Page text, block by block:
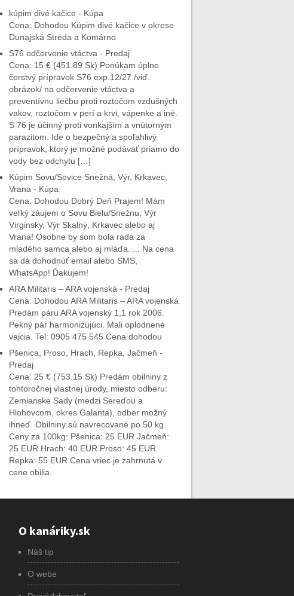
kúpim divé kačice - Kúpa
Cena: Dohodou Kúpim divé kačice v okrese
Dunajská Streda a Komárno
S76 odčervenie vtáctva - Predaj
Cena: 15 € (451.89 Sk) Ponúkam úplne
čerstvý prípravok S76 exp.12/27 /viď.
obrázok/ na odčervenie vtáctva a
preventívnu liečbu proti roztočom vzdušných
vakov, roztočom v perí a krvi, vápenke a iné.
S 76 je účinný proti vonkajším a vnútorným
parazitom. Ide o bezpečný a spoľahlivý
prípravok, ktorý je možné podávať priamo do
vody bez odchytu […]
Kúpim Sovu/Sovice Snežná, Výr, Krkavec,
Vrana - Kúpa
Cena: Dohodou Dobrý Deň Prajem! Mám
veľký záujem o Sovu Bielu/Snežnu, Výr
Virginsky, Výr Skalný, Krkavec alebo aj
Vrana! Osobne by som bola rada za
mladého samca alebo aj mláďa. ... Na cena
sa dá dohodnúť email alebo SMS,
WhatsApp! Ďakujem!
ARA Militaris – ARA vojenská - Predaj
Cena: Dohodou ARA Militaris – ARA vojenská
Predám páru ARA vojenský 1,1 rok 2006.
Pekný pár harmonizujúci. Mali oplodnené
vajcia. Tel: 0905 475 545 Cena dohodou
Pšenica, Proso, Hrach, Repka, Jačmeň -
Predaj
Cena: 25 € (753.15 Sk) Predám obilniny z
tohtoročnej vlastnej úrody, miesto odberu:
Zemianske Sady (medzi Sereďou a
Hlohovcom, okres Galanta), odber možný
ihneď. Obilniny sú navrecované po 50 kg.
Ceny za 100kg: Pšenica: 25 EUR Jačmeň:
25 EUR Hrach: 40 EUR Proso: 45 EUR
Repka: 55 EUR Cena vriec je zahrnutá v
cene obilia.
O kanáriky.sk
Náš tip
O webe